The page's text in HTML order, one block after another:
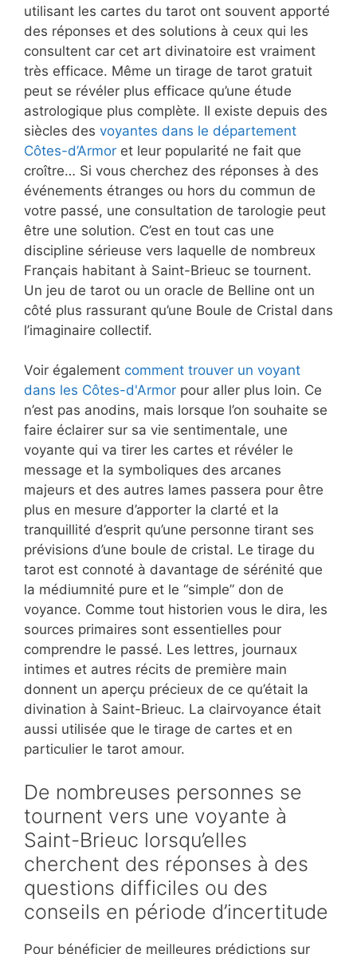
utilisant les cartes du tarot ont souvent apporté
des réponses et des solutions à ceux qui les
consultent car cet art divinatoire est vraiment
très efficace. Même un tirage de tarot gratuit
peut se révéler plus efficace qu’une étude
astrologique plus complète. Il existe depuis des
siècles des voyantes dans le département
Côtes-d’Armor et leur popularité ne fait que
croître… Si vous cherchez des réponses à des
événements étranges ou hors du commun de
votre passé, une consultation de tarologie peut
être une solution. C’est en tout cas une
discipline sérieuse vers laquelle de nombreux
Français habitant à Saint-Brieuc se tournent.
Un jeu de tarot ou un oracle de Belline ont un
côté plus rassurant qu’une Boule de Cristal dans
l’imaginaire collectif.
Voir également comment trouver un voyant
dans les Côtes-d'Armor pour aller plus loin. Ce
n’est pas anodins, mais lorsque l’on souhaite se
faire éclairer sur sa vie sentimentale, une
voyante qui va tirer les cartes et révéler le
message et la symboliques des arcanes
majeurs et des autres lames passera pour être
plus en mesure d’apporter la clarté et la
tranquillité d’esprit qu’une personne tirant ses
prévisions d’une boule de cristal. Le tirage du
tarot est connoté à davantage de sérénité que
la médiumnité pure et le “simple” don de
voyance. Comme tout historien vous le dira, les
sources primaires sont essentielles pour
comprendre le passé. Les lettres, journaux
intimes et autres récits de première main
donnent un aperçu précieux de ce qu’était la
divination à Saint-Brieuc. La clairvoyance était
aussi utilisée que le tirage de cartes et en
particulier le tarot amour.
De nombreuses personnes se
tournent vers une voyante à
Saint-Brieuc lorsqu’elles
cherchent des réponses à des
questions difficiles ou des
conseils en période d’incertitude
Pour bénéficier de meilleures prédictions sur